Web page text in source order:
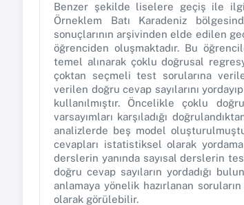
Benzer şekilde liselere geçiş ile
Örneklem Batı Karadeniz
sonuçlarının arşivinden elde edilen
öğrenciden oluşmaktadır. Bu
temel alınarak çoklu doğrusal
çoktan seçmeli test sorularına
verilen doğru cevap sayılarını
kullanılmıştır. Öncelikle çoklu
varsayımları karşıladığı
analizlerde beş model
cevapları istatistiksel olarak
derslerin yanında sayısal derslerin
doğru cevap sayıların yordadığı
anlamaya yönelik hazırlanan
olarak görülebilir.